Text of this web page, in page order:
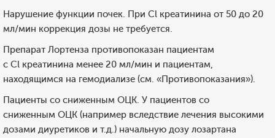
Нарушение функции почек. При Cl креатинина от 50 до 20
мл/мин коррекция дозы не требуется.
Препарат Лортенза противопоказан пациентам
с Cl креатинина менее 20 мл/мин и пациентам,
находящимся на гемодиализе (см. «Противопоказания»).
Пациенты со сниженным ОЦК. У пациентов со
сниженным ОЦК (например вследствие лечения высокими
дозами диуретиков и т.д.) начальную дозу лозартана